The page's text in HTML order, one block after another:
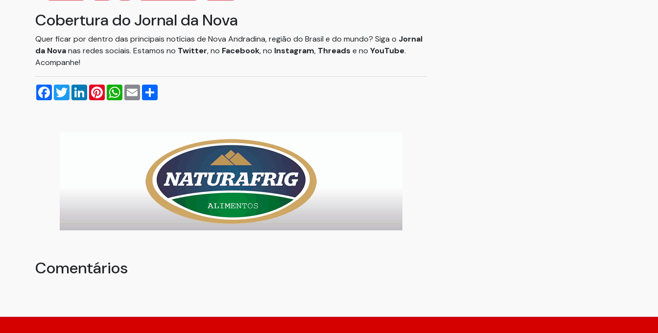
Cobertura do Jornal da Nova
Quer ficar por dentro das principais notícias de Nova Andradina, região do Brasil e do mundo? Siga o Jornal
da Novanas redes sociais. Estamos no Twitter, no Facebook, no Instagram, Threads e no YouTube.
Acompanhe!
Facebook
TwitterLinkedInPinterestWhatsApp
Email
Comentários